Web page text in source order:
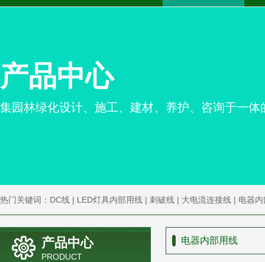
产品中心
集园林绿化设计、施工、建材、养护、咨询于一体
热门关键词： DC线 | LED灯具内部用线 | 刺破线 | 大电流连接线 | 电器
|设备内部用线
产品中心
PRODUCT
电器内部用线